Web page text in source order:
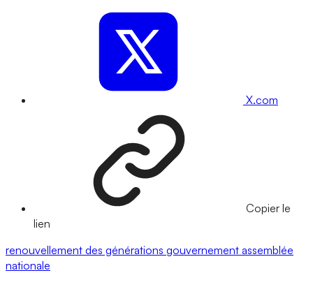
X.com
Copier le
lien
renouvellement des générations gouvernement assemblée
nationale